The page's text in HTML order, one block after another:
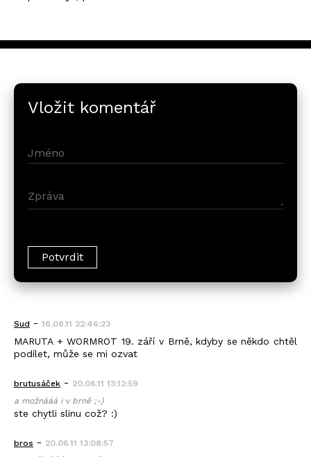
Vložit komentář
Sud - 16.08.11 22:46:23
MARUTA + WORMROT 19. září v Brně, kdyby se někdo chtěl
podílet, může se mi ozvat
brutusáček - 20.06.11 13:12:59
a možnááá i v brně ;-)
ste chytli slinu což? :)
bros - 20.06.11 13:08:57